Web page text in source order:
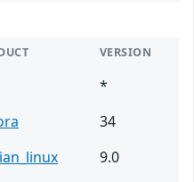
VERSION
*
34
9.0